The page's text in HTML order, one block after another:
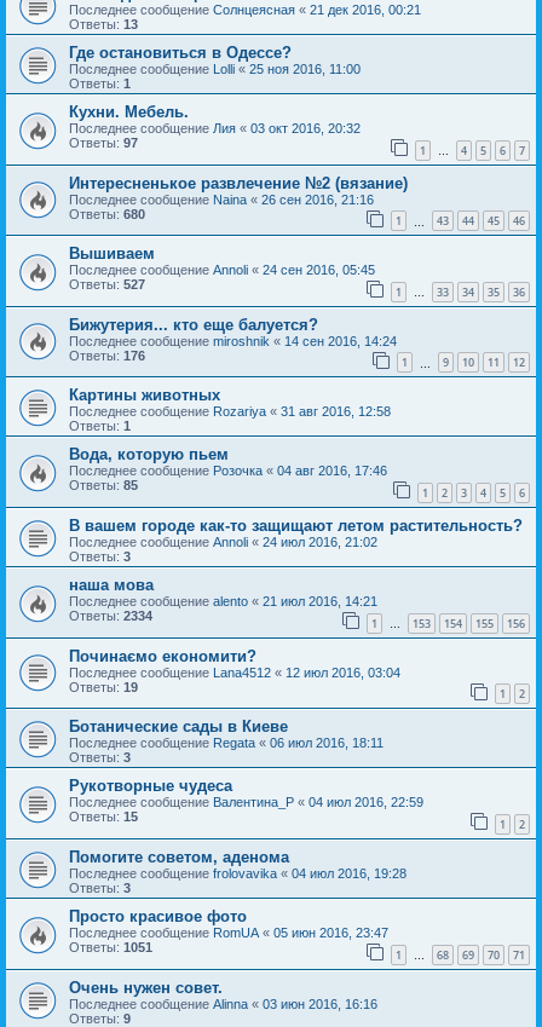
Последнее сообщение Солнцеясная « 21 дек 2016, 00:21
Ответы: 13
Где остановиться в Одессе?
Последнее сообщение Lolli « 25 ноя 2016, 11:00
Ответы: 1
Кухни. Мебель.
Последнее сообщение Лия « 03 окт 2016, 20:32
Ответы: 97 1 4 5 6 7
Интересненькое развлечение №2 (вязание)
Последнее сообщение Naina « 26 сен 2016, 21:16
Ответы: 680 1 43 44 45 46
Вышиваем
Последнее сообщение Annoli « 24 сен 2016, 05:45
Ответы: 527 1 … 33 34 35 36
Бижутерия... кто еще балуется?
Последнее сообщение miroshnik « 14 сен 2016, 14:24
Ответы: 176 1 9 10 11 12
Картины животных
Последнее сообщение Rozariya « 31 авг 2016, 12:58
Ответы: 1
Вода, которую пьем
Последнее сообщение Розочка « 04 авг 2016, 17:46
Ответы: 85 1 2 3 4 5 6
В вашем городе как-то защищают летом растительность?
Последнее сообщение Annoli « 24 июл 2016, 21:02
Ответы: 3
наша мова
Последнее сообщение alento « 21 июл 2016, 14:21
Ответы: 2334 1 … 153 154 155 156
Починаємо економити?
Последнее сообщение Lana4512 « 12 июл 2016, 03:04
Ответы: 19 1 2
Ботанические сады в Киеве
Последнее сообщение Regata « 06 июл 2016, 18:11
Ответы: 3
Рукотворные чудеса
Последнее сообщение Валентина_Р « 04 июл 2016, 22:59
Ответы: 15 1 2
Помогите советом, аденома
Последнее сообщение frolovavika « 04 июл 2016, 19:28
Ответы: 3
Просто красивое фото
Последнее сообщение RomUA « 05 июн 2016, 23:47
Ответы: 1051 1 … 68 69 70 71
Очень нужен совет.
Последнее сообщение Alinna « 03 июн 2016, 16:16
Ответы: 9